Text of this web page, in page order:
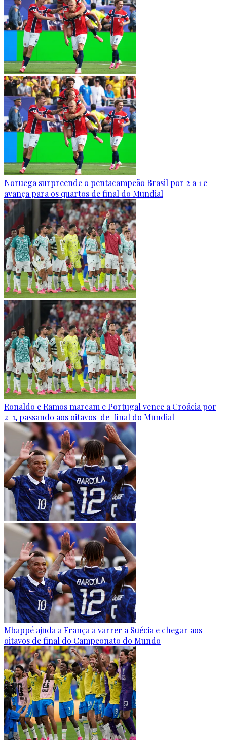
Noruega surpreende o pentacampeão Brasil por 2 a 1 e
avança para os quartos de final do Mundial
Ronaldo e Ramos marcam e Portugal vence a Croácia por
2-1, passando aos oitavos-de-final do Mundial
Mbappé ajuda a França a varrer a Suécia e chegar aos
oitavos de final do Campeonato do Mundo